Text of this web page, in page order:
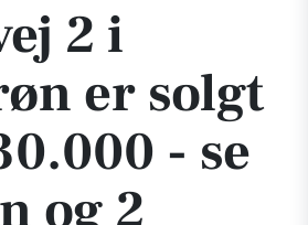
2 i
er solgt
- se
og 2